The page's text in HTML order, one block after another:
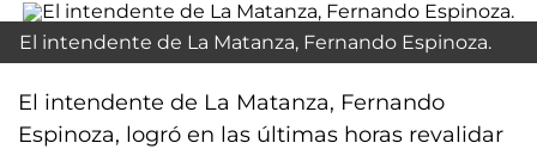
El intendente de La Matanza, Fernando Espinoza.
El intendente de La Matanza, Fernando
Espinoza, logró en las últimas horas revalidar